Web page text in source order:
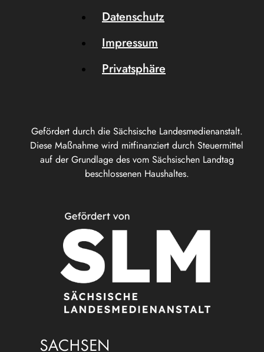
Gefördert durch die Sächsische Landesmedienanstalt.
Diese Maßnahme wird mitfinanziert durch Steuermittel
auf der Grundlage des vom Sächsischen Landtag
beschlossenen Haushaltes.
Datenschutz
Impressum
Privatsphäre